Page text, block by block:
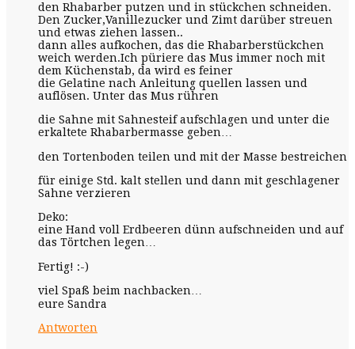
den Rhabarber putzen und in stückchen schneiden.
Den Zucker,Vanillezucker und Zimt darüber streuen
und etwas ziehen lassen..
dann alles aufkochen, das die Rhabarberstückchen
weich werden.Ich püriere das Mus immer noch mit
dem Küchenstab, da wird es feiner
die Gelatine nach Anleitung quellen lassen und
auflösen. Unter das Mus rühren
die Sahne mit Sahnesteif aufschlagen und unter die
erkaltete Rhabarbermasse geben…
den Tortenboden teilen und mit der Masse bestreichen
für einige Std. kalt stellen und dann mit geschlagener
Sahne verzieren
Deko:
eine Hand voll Erdbeeren dünn aufschneiden und auf
das Törtchen legen…
Fertig! :-)
viel Spaß beim nachbacken…
eure Sandra
Antworten